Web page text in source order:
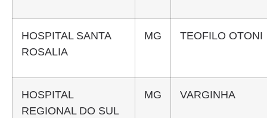
HOSPITAL SANTA
ROSALIA
MG TEOFILO OTONI
HOSPITAL
REGIONAL DO SUL
MG VARGINHA